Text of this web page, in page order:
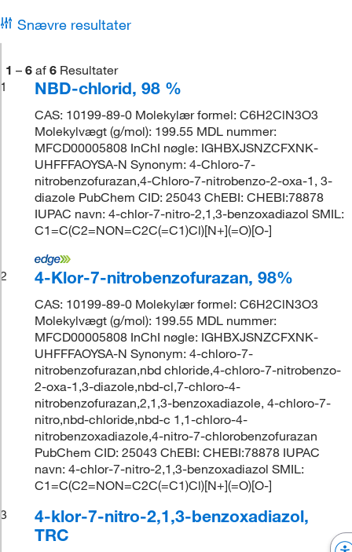
Snævre resultater
1 – 6 af 6 Resultater
1
NBD-chlorid, 98 %
CAS: 10199-89-0 Molekylær formel: C6H2ClN3O3
Molekylvægt (g/mol): 199.55 MDL nummer:
MFCD00005808 InChI nøgle: IGHBXJSNZCFXNK-
UHFFFAOYSA-N Synonym: 4-Chloro-7-
nitrobenzofurazan,4-Chloro-7-nitrobenzo-2-oxa-1, 3-
diazole PubChem CID: 25043 ChEBI: CHEBI:78878
IUPAC navn: 4-chlor-7-nitro-2,1,3-benzoxadiazol SMIL:
C1=C(C2=NON=C2C(=C1)Cl)[N+](=O)[O-]
2 4-Klor-7-nitrobenzofurazan, 98%
CAS: 10199-89-0 Molekylær formel: C6H2ClN3O3
Molekylvægt (g/mol): 199.55 MDL nummer:
MFCD00005808 InChI nøgle: IGHBXJSNZCFXNK-
UHFFFAOYSA-N Synonym: 4-chloro-7-
nitrobenzofurazan,nbd chloride,4-chloro-7-nitrobenzo-
2-oxa-1,3-diazole,nbd-cl,7-chloro-4-
nitrobenzofurazan,2,1,3-benzoxadiazole, 4-chloro-7-
nitro,nbd-chloride,nbd-c 1,1-chloro-4-
nitrobenzoxadiazole,4-nitro-7-chlorobenzofurazan
PubChem CID: 25043 ChEBI: CHEBI:78878 IUPAC
navn: 4-chlor-7-nitro-2,1,3-benzoxadiazol SMIL:
C1=C(C2=NON=C2C(=C1)Cl)[N+](=O)[O-]
3
4-klor-7-nitro-2,1,3-benzoxadiazol,
TRC